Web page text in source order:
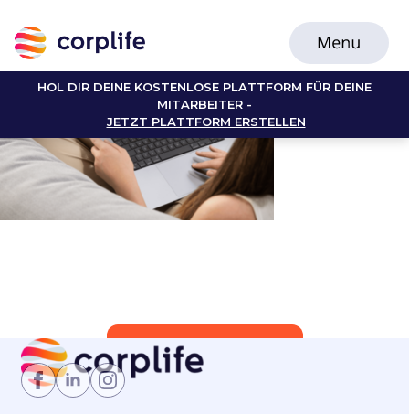
HOL DIR DEINE KOSTENLOSE PLATTFORM FÜR DEINE
MITARBEITER -
JETZT PLATTFORM ERSTELLEN
Jetzt Mitglied werden